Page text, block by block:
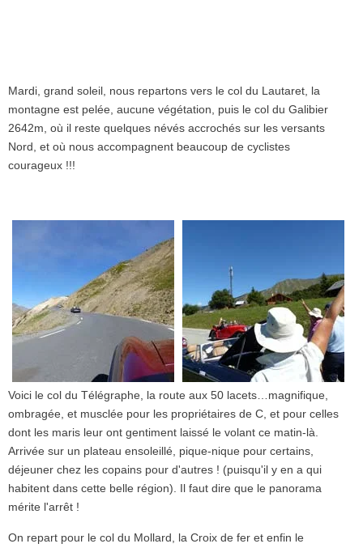
Mardi, grand soleil, nous repartons vers le col du Lautaret, la
montagne est pelée, aucune végétation, puis le col du Galibier
2642m, où il reste quelques névés accrochés sur les versants
Nord, et où nous accompagnent beaucoup de cyclistes
courageux !!!
Voici le col du Télégraphe, la route aux 50 lacets…magnifique,
ombragée, et musclée pour les propriétaires de C, et pour celles
dont les maris leur ont gentiment laissé le volant ce matin-là.
Arrivée sur un plateau ensoleillé, pique-nique pour certains,
déjeuner chez les copains pour d'autres ! (puisqu'il y en a qui
habitent dans cette belle région). Il faut dire que le panorama
mérite l'arrêt !
On repart pour le col du Mollard, la Croix de fer et enfin le